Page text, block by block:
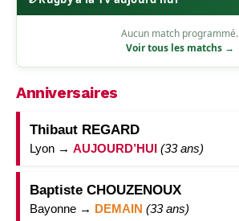
Aucun match programmé.
Voir tous les matchs →
Anniversaires
Thibaut REGARD
Lyon → AUJOURD’HUI (33 ans)
Baptiste CHOUZENOUX
Bayonne → DEMAIN (33 ans)